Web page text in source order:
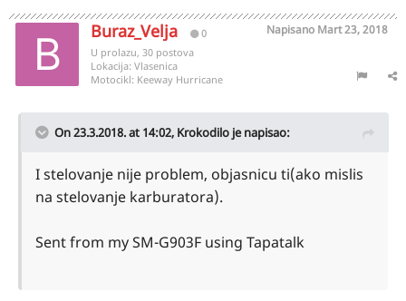
Buraz_Velja 0 Napisano Mart 23, 2018
U prolazu, 30 postova
Lokacija: Vlasenica
Motocikl: Keeway Hurricane
On 23.3.2018. at 14:02, Krokodilo je napisao:
I stelovanje nije problem, objasnicu ti(ako mislis
na stelovanje karburatora).
Sent from my SM-G903F using Tapatalk